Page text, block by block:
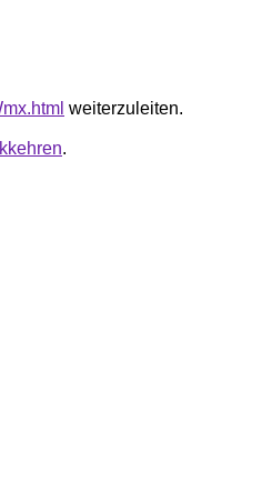
weiterzuleiten.
.